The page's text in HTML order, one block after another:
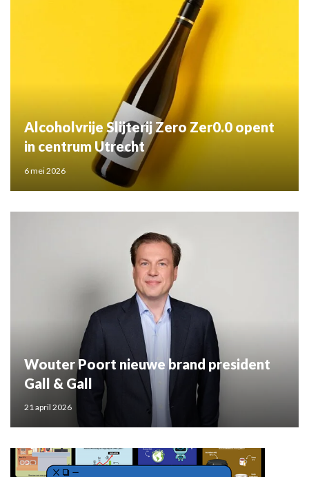
Alcoholvrije Slijterij Zero Zer0.0 opent
in centrum Utrecht
6 mei 2026
Wouter Poort nieuwe brand president
Gall & Gall
21 april 2026